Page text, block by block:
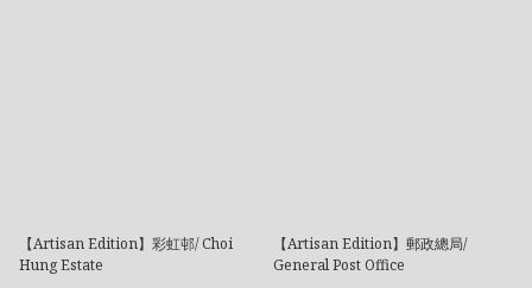
【Artisan Edition】彩虹邨/ Choi
Hung Estate
【Artisan Edition】郵政總局/
General Post Office